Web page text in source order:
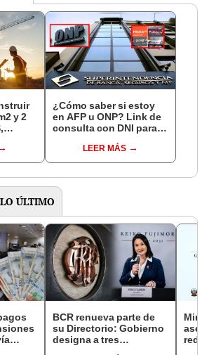
y 2
¿Cómo saber si estoy
en AFP u ONP? Link de
consulta con DNI para
pensiones estás
LEER MÁS
LO ÚLTIMO
BCR renueva parte de
su Directorio: Gobierno
designa a tres